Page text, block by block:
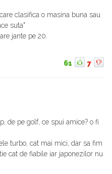
clasifica o masina buna sau
suta"
jante pe 20.
61 7
de pe golf, ce spui amice? o fi
turbo, cat mai mici, dar sa fim
cat de fiabile iar japonezilor nu